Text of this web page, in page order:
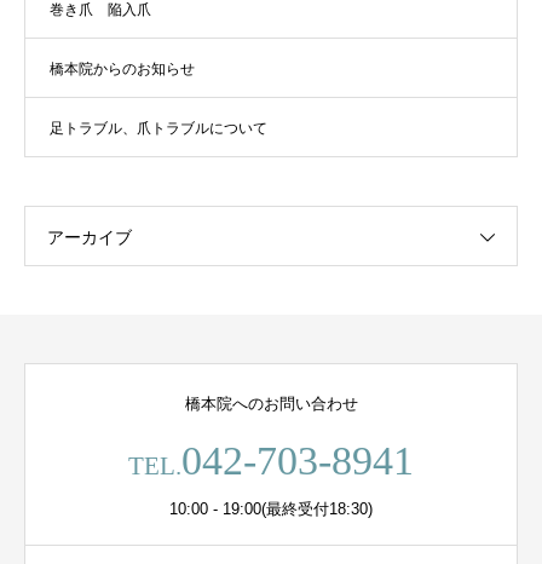
巻き爪 陥入爪
橋本院からのお知らせ
足トラブル、爪トラブルについて
アーカイブ
橋本院へのお問い合わせ
TEL.042-703-8941
10:00 - 19:00(最終受付18:30)